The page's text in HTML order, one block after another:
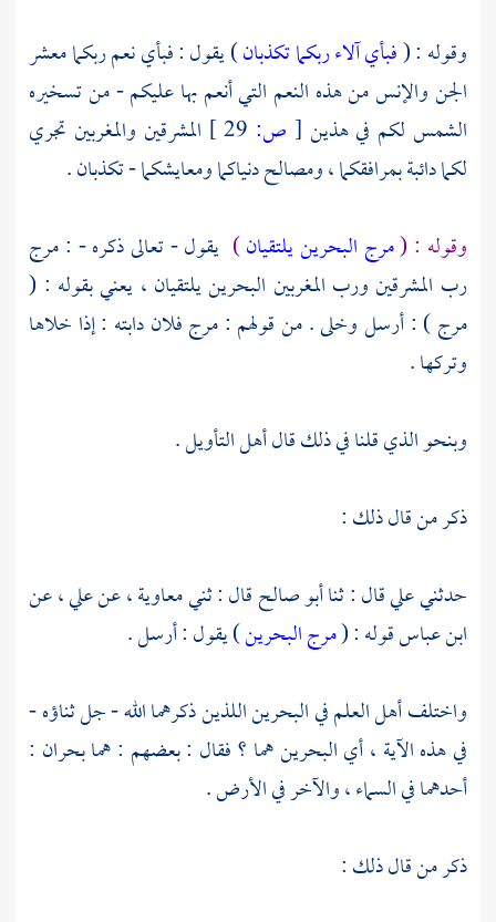
وقوله : (فبأي آلاء ربكما تكذبان) يقول : فبأي نعم ربكما معشر
الجن والإنس من هذه النعم التي أنعم بها عليكم - من تسخيره
الشمس لكم في هذين [ ص:
المشرقين والمغربين تجري
لكما دائبة بمرافقكما ، ومصالح دنياكما ومعايشكما - تكذبان .
وقوله : (مرج البحرين يلتقيان) يقول - تعالى ذكره - : مرج
رب المشرقين ورب المغربين البحرين يلتقيان ، يعني بقوله : (
مرج ) : أرسل وخلى . من قولهم : مرج فلان دابته : إذا خلاها
وتركها .
وبنحو الذي قلنا في ذلك قال أهل التأويل .
ذكر من قال ذلك :
حدثنيعليقال : ثناأبو صالحقال : ثنيمعاوية، عنعلي، عن
ابن عباسقوله : (مرج البحرين) يقول : أرسل .
واختلف أهل العلم في البحرين اللذين ذكرهما الله - جل ثناؤه -
في هذه الآية ، أي البحرين هما ؟ فقال : بعضهم : هما بحران :
أحدهما في السماء ، والآخر في الأرض .
ذكر من قال ذلك :